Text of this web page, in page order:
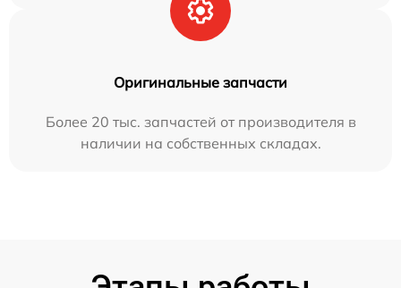
Оригинальные запчасти
Более 20 тыс. запчастей от производителя в
наличии на собственных складах.